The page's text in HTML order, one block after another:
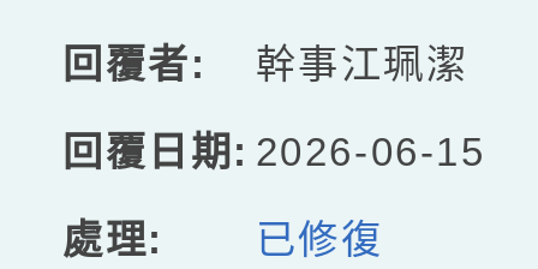
幹事江珮潔
2026-06-15
已修復